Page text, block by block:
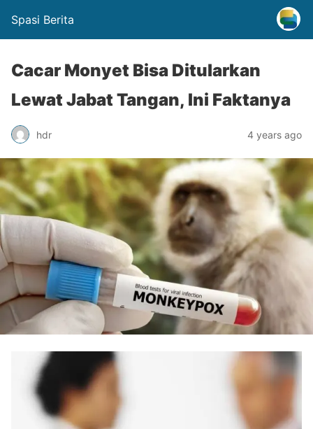
Spasi Berita
Cacar Monyet Bisa Ditularkan
Lewat Jabat Tangan, Ini Faktanya
hdr 4 years ago